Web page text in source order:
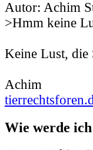
Autor: Achim
>Hmm keine
Keine Lust, die
Achim
Wie werde